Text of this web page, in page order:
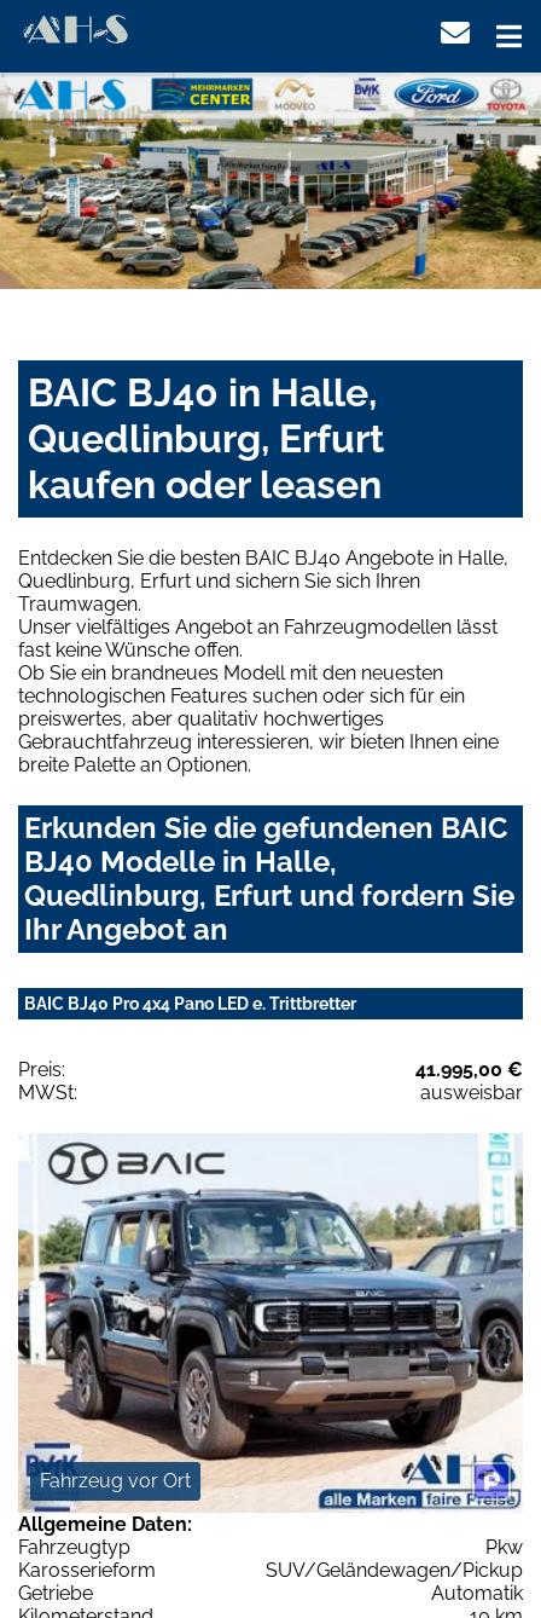
BAIC BJ40 in Halle,
Quedlinburg, Erfurt
kaufen oder leasen
Entdecken Sie die besten BAIC BJ40 Angebote in Halle,
Quedlinburg, Erfurt und sichern Sie sich Ihren
Traumwagen.
Unser vielfältiges Angebot an Fahrzeugmodellen lässt
fast keine Wünsche offen.
Ob Sie ein brandneues Modell mit den neuesten
technologischen Features suchen oder sich für ein
preiswertes, aber qualitativ hochwertiges
Gebrauchtfahrzeug interessieren, wir bieten Ihnen eine
breite Palette an Optionen.
Erkunden Sie die gefundenen BAIC
BJ40 Modelle in Halle,
Quedlinburg, Erfurt und fordern Sie
Ihr Angebot an
BAIC BJ40 Pro 4x4 Pano LED e. Trittbretter
Preis:
41.995,00 €
MWSt:
ausweisbar
Fahrzeug vor Ort
Allgemeine Daten:
Fahrzeugtyp
Pkw
Karosserieform
SUV/Geländewagen/Pickup
Getriebe
Automatik